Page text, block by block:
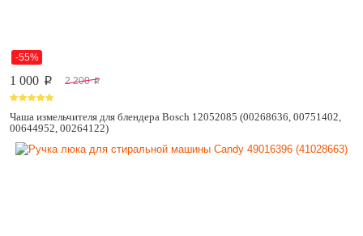
-55%
1 000 p 2 200 p
Чаша измельчителя для блендера Bosch 12052085 (00268636, 00751402,
00644952, 00264122)